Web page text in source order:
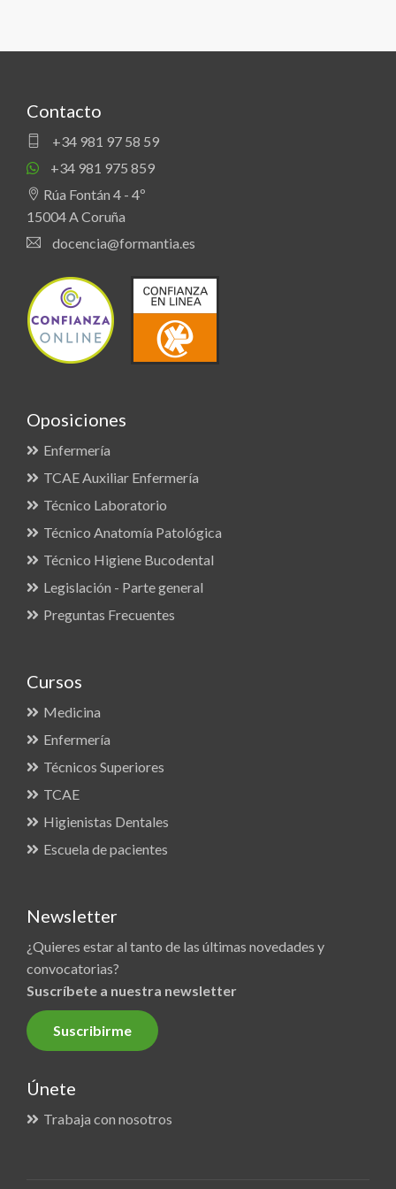
Contacto
+34 981 97 58 59
+34 981 975 859
Rúa Fontán 4 - 4º
15004 A Coruña
docencia@formantia.es
Oposiciones
Enfermería
TCAE Auxiliar Enfermería
Técnico Laboratorio
Técnico Anatomía Patológica
Técnico Higiene Bucodental
Legislación - Parte general
Preguntas Frecuentes
Cursos
Medicina
Enfermería
Técnicos Superiores
TCAE
Higienistas Dentales
Escuela de pacientes
Newsletter
¿Quieres estar al tanto de las últimas novedades y
convocatorias?
Suscríbete a nuestra newsletter
Suscribirme
Únete
Trabaja con nosotros